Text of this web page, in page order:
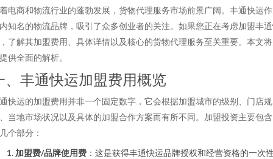
电商和物流行业的蓬勃发展，货物代理服务市场前景广阔。丰通快运
知名的物流品牌，吸引了众多创业者的关注。如果您正在考虑加盟丰
了解其加盟费用、具体详情以及核心的货物代理服务至关重要。本文
供全面的解析。
、丰通快运加盟费用概览
快运的加盟费用并非一个固定数字，它会根据加盟城市的级别、门店规
当地市场状况以及具体的加盟合作方案而有所不同。加盟投资主要包
个部分：
加盟费/品牌使用费 ：这是获得丰通快运品牌授权和经营资格的一次